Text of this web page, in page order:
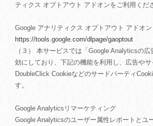
ティクス オプトアウト アドオンをご利用くだ
Google アナリティクス オプトアウト アドオン
https://tools.google.com/dlpage/gaoptout
（３） 本サービスでは「Google Analyticsの
効にしており、下記の機能を利用し、広告や
DoubleClick Cookieなどのサードパーティ
す。
Google Analyticsリマーケティング
Google Analyticsのユーザー属性レポートとユ